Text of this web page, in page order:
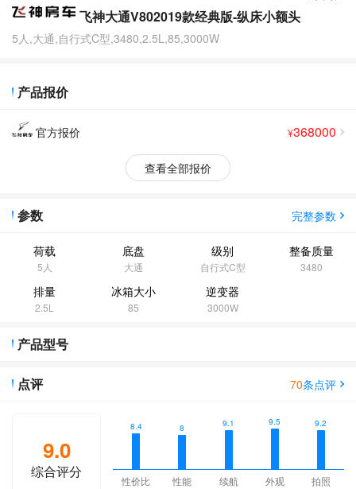
飞神大通V802019款经典版-纵床小额头
5人,大通,自行式C型,3480,2.5L,85,3000W
产品报价
¥368000
官方报价
查看全部报价
完整参数
参数
荷载
5人
底盘
大通
级别
自行式C型
整备质量
3480
排量
2.5L
冰箱大小
85
逆变器
3000W
产品型号
70条点评
点评
9.0
综合评分
8.4
性价比
8
性能
9.1
续航
9.5
外观
9.2
拍照